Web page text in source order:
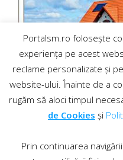
Portalsm.ro folosește
experiența pe acest
reclame personalizate și
website-ului. Înainte de a
rugăm să aloci timpul
de Cookies și
Prin continuarea